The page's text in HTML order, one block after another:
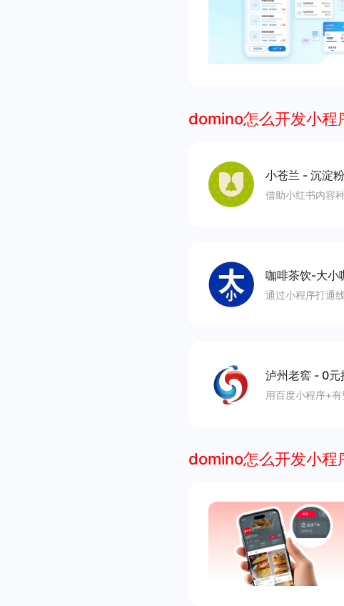
domino怎么开发小程
小苍兰 - 沉淀
借助小红书内容
咖啡茶饮-大小
通过小程序打通
泸州老窖 - 0元
用百度小程序+
domino怎么开发小程